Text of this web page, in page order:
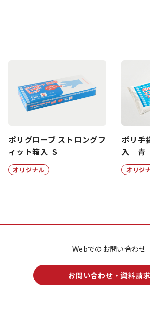
ポリグローブ ストロングフ
ィット箱入 Ｓ
オリジナル
ポリ手
入 青
オリジ
Webでのお問い合わせ
お問い合わせ・資料請求